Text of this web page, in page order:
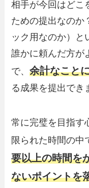
相手が今回はどこ
ための提出なのか
ック用なのか）と
誰かに頼んだ方が
で、余計なこと
る成果を提出でき
常に完璧を目指す
限られた時間の中
要以上の時間を
ないポイントを